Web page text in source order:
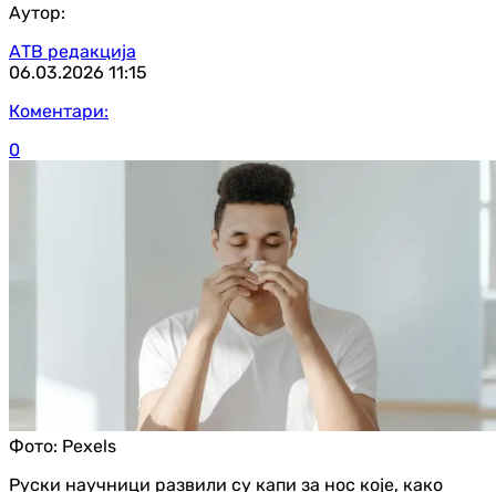
Аутор:
АТВ редакција
06.03.2026 11:15
Коментари:
0
Фото: Pexels
Руски научници развили су капи за нос које, како